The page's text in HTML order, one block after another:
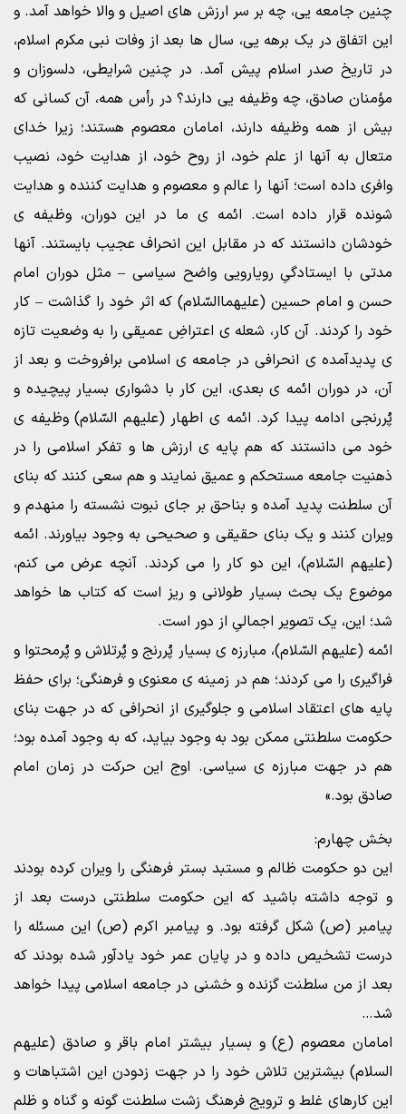
چنین جامعه یى، چه بر سر ارزش هاى اصیل و والا خواهد آمد. و
این اتفاق در یک برهه یى، سال ها بعد از وفات نبى مکرم اسلام،
در تاریخ صدر اسلام پیش آمد. در چنین شرایطى، دلسوزان و
مؤمنان صادق، چه وظیفه یى دارند؟ در رأس همه، آن کسانى که
بیش از همه وظیفه دارند، امامان معصوم هستند؛ زیرا خداى
متعال به آنها از علم خود، از روح خود، از هدایت خود، نصیب
وافرى داده است؛ آنها را عالم و معصوم و هدایت کننده و هدایت
شونده قرار داده است. ائمه ى ما در این دوران، وظیفه ى
خودشان دانستند که در مقابل این انحراف عجیب بایستند. آنها
مدتى با ایستادگىِ رویارویی واضح سیاسى – مثل دوران امام
حسن و امام حسین (علیهماالسّلام) که اثر خود را گذاشت – کار
خود را کردند. آن کار، شعله ى اعتراضِ عمیقى را به وضعیت تازه
ى پدیدآمده ى انحرافى در جامعه ى اسلامى برافروخت و بعد از
آن، در دوران ائمه ى بعدى، این کار با دشوارى بسیار پیچیده و
پُررنجى ادامه پیدا کرد. ائمه ى اطهار (علیهم السّلام) وظیفه ى
خود مى دانستند که هم پایه ى ارزش ها و تفکر اسلامى را در
ذهنیت جامعه مستحکم و عمیق نمایند و هم سعى کنند که بناى
آن سلطنت پدید آمده و بناحق بر جاى نبوت نشسته را منهدم و
ویران کنند و یک بناى حقیقى و صحیحى به وجود بیاورند. ائمه
(علیهم السّلام)، این دو کار را مى کردند. آنچه عرض مى کنم،
موضوع یک بحث بسیار طولانى و ریز است که کتاب ها خواهد
شد؛ این، یک تصویر اجمالىِ از دور است.
ائمه (علیهم السّلام)، مبارزه ى بسیار پُررنج و پُرتلاش و پُرمحتوا و
فراگیرى را مى کردند؛ هم در زمینه ى معنوى و فرهنگى؛ براى حفظ
پایه هاى اعتقاد اسلامى و جلوگیرى از انحرافى که در جهت بناى
حکومت سلطنتى ممکن بود به وجود بیاید، که به وجود آمده بود؛
هم در جهت مبارزه ى سیاسى. اوج این حرکت در زمان امام
صادق بود.»
بخش چهارم:
این دو حکومت ظالم و مستبد بستر فرهنگی را ویران کرده بودند
و توجه داشته باشید که این حکومت سلطنتی درست بعد از
پیامبر (ص) شکل گرفته بود. و پیامبر اکرم (ص) این مسئله را
درست تشخیص داده و در پایان عمر خود یادآور شده بودند که
بعد از من سلطنت گزنده و خشنی در جامعه اسلامی پیدا خواهد
شد…
امامان معصوم (ع) و بسیار بیشتر امام باقر و صادق (علیهم
السلام) بیشترین تلاش خود را در جهت زدودن این اشتباهات و
این کارهای غلط و ترویج فرهنگ زشت سلطنت گونه و گناه و ظلم